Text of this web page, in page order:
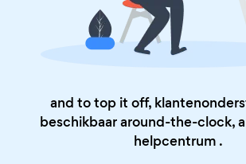
and to top it off,
beschikbaar around-the-clock,
helpcentrum .